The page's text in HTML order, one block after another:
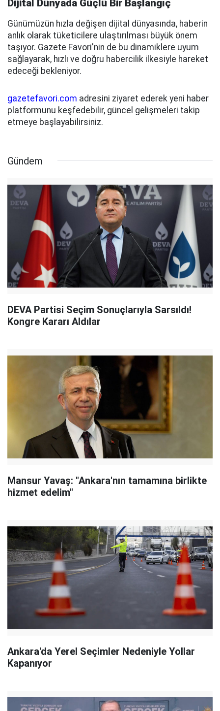
Dijital Dünyada Güçlü Bir Başlangıç
Günümüzün hızla değişen dijital dünyasında, haberin
anlık olarak tüketicilere ulaştırılması büyük önem
taşıyor. Gazete Favori'nin de bu dinamiklere uyum
sağlayarak, hızlı ve doğru habercilik ilkesiyle hareket
edeceği bekleniyor.
gazetefavori.com adresini ziyaret ederek yeni haber
platformunu keşfedebilir, güncel gelişmeleri takip
etmeye başlayabilirsiniz.
Gündem
DEVA Partisi Seçim Sonuçlarıyla Sarsıldı!
Kongre Kararı Aldılar
Mansur Yavaş: "Ankara'nın tamamına birlikte
hizmet edelim"
Ankara'da Yerel Seçimler Nedeniyle Yollar
Kapanıyor